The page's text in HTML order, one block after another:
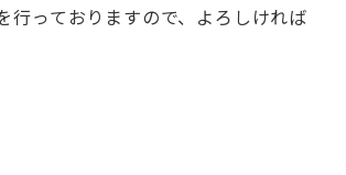
っておりますので、よろしければ